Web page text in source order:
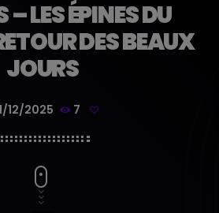
LES ÉPINES DU
DES BEAUX
JOURS
12/2025 7